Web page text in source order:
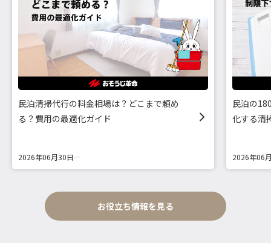
民泊清掃代行の料金相場は？どこまで頼め
る？費用の最適化ガイド
2026年06月30日
民泊の
化する清
2026年06
お役立ち情報を見る